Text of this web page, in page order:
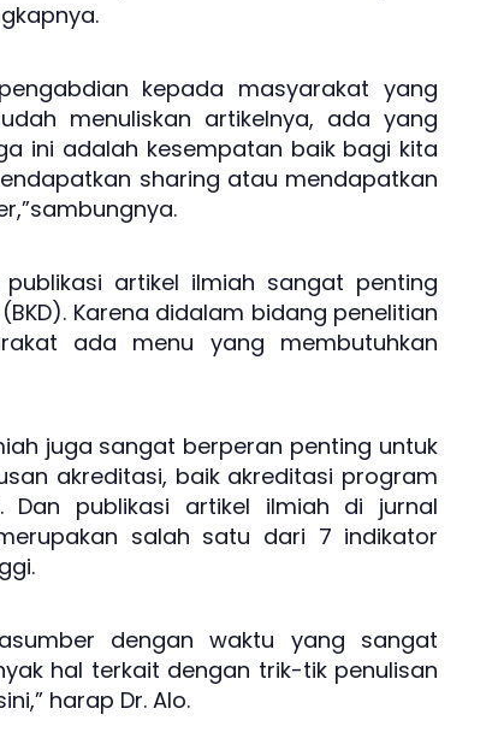
kepada masyarakat yang
menuliskan artikelnya, ada yang
ini adalah kesempatan baik bagi kita
sharing atau mendapatkan
artikel ilmiah sangat penting
Karena didalam bidang penelitian
ada menu yang membutuhkan
juga sangat berperan penting untuk
akreditasi, baik akreditasi program
Dan publikasi artikel ilmiah di jurnal
salah satu dari 7 indikator
dengan waktu yang sangat
hal terkait dengan trik-tik penulisan
harap Dr. Alo.